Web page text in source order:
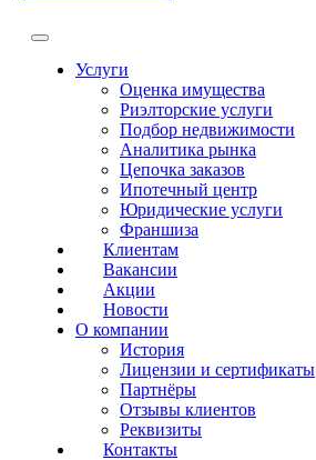
Услуги
Оценка имущества
Риэлторские услуги
Подбор недвижимости
Аналитика рынка
Цепочка заказов
Ипотечный центр
Юридические услуги
Франшиза
Клиентам
Вакансии
Акции
Новости
О компании
История
Лицензии и сертификаты
Партнёры
Отзывы клиентов
Реквизиты
Контакты